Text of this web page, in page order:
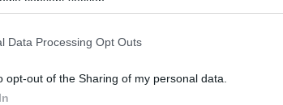
Data Processing Opt Outs
opt-out of the Sharing of my personal data.